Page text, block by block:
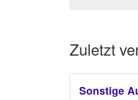
Zuletzt
Sonstige